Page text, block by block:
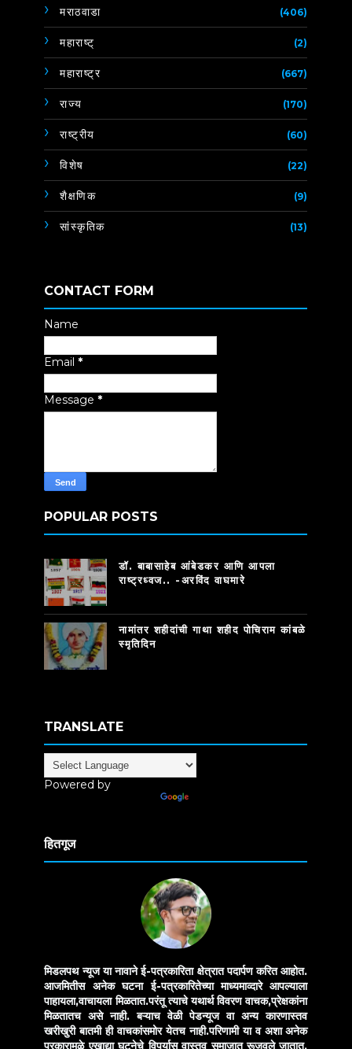
मराठवाडा (406)
महाराष्ट् (2)
महाराष्ट्र (667)
राज्य (170)
राष्ट्रीय (60)
विशेष (22)
शैक्षणिक (9)
सांस्कृतिक (13)
CONTACT FORM
Name
Email *
Message *
POPULAR POSTS
डॉ. बाबासाहेब आंबेडकर आणि आपला
राष्ट्रध्वज.. -अरविंद वाघमारे
नामांतर शहीदांची गाथा शहीद पोचिराम कांबळे
स्मृतिदिन
TRANSLATE
Powered by
हितगूज
मिडलपथ न्यूज या नावाने ई-पत्रकारिता क्षेत्रात पदार्पण करित आहोत.
आजमितीस अनेक घटना ई-पत्रकारितेच्या माध्यमाव्दारे आपल्याला
पाहायला,वाचायला मिळतात.परंतू त्याचे यथार्थ विवरण वाचक,प्रेक्षकांना
मिळतातच असे नाही. बऱ्याच वेळी पेडन्यूज वा अन्य कारणास्तव
खरीखुरी बातमी ही वाचकांसमोर येतच नाही.परिणामी या व अशा अनेक
प्रकारामुळे एखाद्या घटनेचे विपर्यास वास्तव समाजात रूजवले जातात.